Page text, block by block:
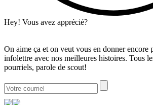
Hey! Vous avez apprécié?
On aime ça et on veut vous en donner encore
infolettre avec nos meilleures histoires. Tous
pourriels, parole de scout!